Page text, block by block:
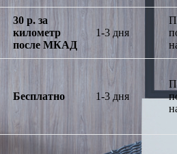
30 р. за
километр
после МКАД
1-3 дня
Бесплатно 1-3 дня